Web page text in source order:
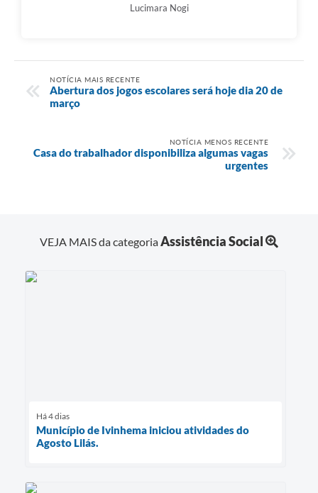
Lucimara Nogi
NOTÍCIA MAIS RECENTE
Abertura dos jogos escolares será hoje dia 20 de
março
NOTÍCIA MENOS RECENTE
Casa do trabalhador disponibiliza algumas vagas
urgentes
VEJA MAIS da categoriaAssistência Social
Há 4 dias
Município de Ivinhema iniciou atividades do
Agosto Lilás.